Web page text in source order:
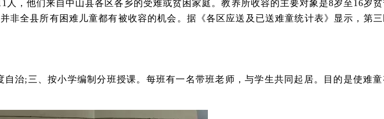
，他们来自中山县各区各乡的受难或贫困家庭。教养所收容的主要对象是8岁至16岁
非全县所有困难儿童都有被收容的机会。据《各区应送及已送难童统计表》显示，第
;三、按小学编制分班授课。每班有一名带班老师，与学生共同起居。目的是使难